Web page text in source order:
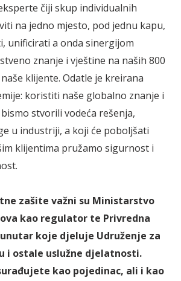
čiji skup individualnih
na jedno mjesto, pod jednu kapu,
unificirati a onda sinergijom
znanje i vještine na naših 800
klijente. Odatle je kreirana
koristiti naše globalno znanje i
stvorili vodeća rešenja,
u industriji, a koji će poboljšati
klijentima pružamo sigurnost i
zašite važni su Ministarstvo
kao regulator te Privredna
koje djeluje Udruženje za
i ostale uslužne djelatnosti.
kao pojedinac, ali i kao